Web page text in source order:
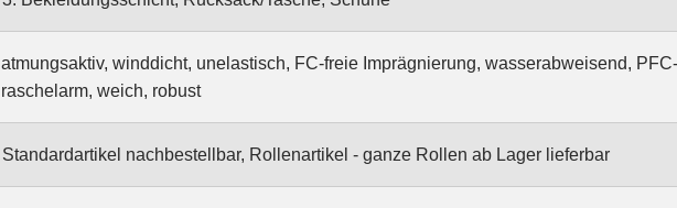
atmungsaktiv, winddicht, unelastisch, FC-freie Imprägnierung, wasserabweisend,
raschelarm, weich, robust
Standardartikel nachbestellbar, Rollenartikel - ganze Rollen ab Lager lieferbar